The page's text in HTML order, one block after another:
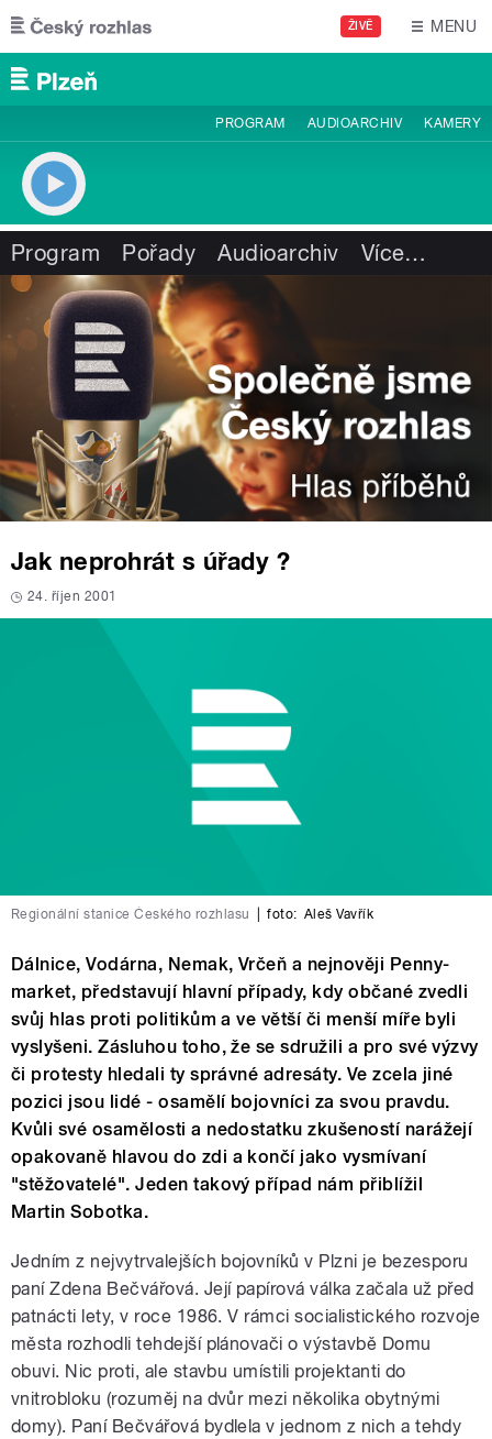
Přejít k hlavnímu obsahu
ŽIVĚ MENU
PROGRAM AUDIOARCHIV KAMERY
Program Pořady Audioarchiv Více…
Jak neprohrát s úřady ?
24. říjen 2001
Regionální stanice Českého rozhlasu foto: Aleš Vavřík
Dálnice, Vodárna, Nemak, Vrčeň a nejnověji Penny-
market, představují hlavní případy, kdy občané zvedli
svůj hlas proti politikům a ve větší či menší míře byli
vyslyšeni. Zásluhou toho, že se sdružili a pro své výzvy
či protesty hledali ty správné adresáty. Ve zcela jiné
pozici jsou lidé - osamělí bojovníci za svou pravdu.
Kvůli své osamělosti a nedostatku zkušeností narážejí
opakovaně hlavou do zdi a končí jako vysmívaní
"stěžovatelé". Jeden takový případ nám přiblížil
Martin Sobotka.
Jedním z nejvytrvalejších bojovníků v Plzni je bezesporu
paní Zdena Bečvářová. Její papírová válka začala už před
patnácti lety, v roce 1986. V rámci socialistického rozvoje
města rozhodli tehdejší plánovači o výstavbě Domu
obuvi. Nic proti, ale stavbu umístili projektanti do
vnitrobloku (rozuměj na dvůr mezi několika obytnými
domy). Paní Bečvářová bydlela v jednom z nich a tehdy